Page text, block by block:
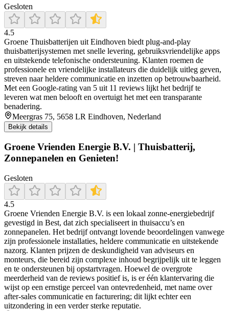
Gesloten
4.5
Groene Thuisbatterijen uit Eindhoven biedt plug-and-play
thuisbatterijsystemen met snelle levering, gebruiksvriendelijke apps
en uitstekende telefonische ondersteuning. Klanten roemen de
professionele en vriendelijke installateurs die duidelijk uitleg geven,
streven naar heldere communicatie en inzetten op betrouwbaarheid.
Met een Google-rating van 5 uit 11 reviews lijkt het bedrijf te
leveren wat men belooft en overtuigt het met een transparante
benadering.
Meergras 75, 5658 LR Eindhoven, Nederland
Bekijk details
Groene Vrienden Energie B.V. | Thuisbatterij,
Zonnepanelen en Genieten!
Gesloten
4.5
Groene Vrienden Energie B.V. is een lokaal zonne-energiebedrijf
gevestigd in Best, dat zich specialiseert in thuisaccu’s en
zonnepanelen. Het bedrijf ontvangt lovende beoordelingen vanwege
zijn professionele installaties, heldere communicatie en uitstekende
nazorg. Klanten prijzen de deskundigheid van adviseurs en
monteurs, die bereid zijn complexe inhoud begrijpelijk uit te leggen
en te ondersteunen bij opstartvragen. Hoewel de overgrote
meerderheid van de reviews positief is, is er één klantervaring die
wijst op een ernstige perceel van ontevredenheid, met name over
after-sales communicatie en facturering; dit lijkt echter een
uitzondering in een verder sterke reputatie.